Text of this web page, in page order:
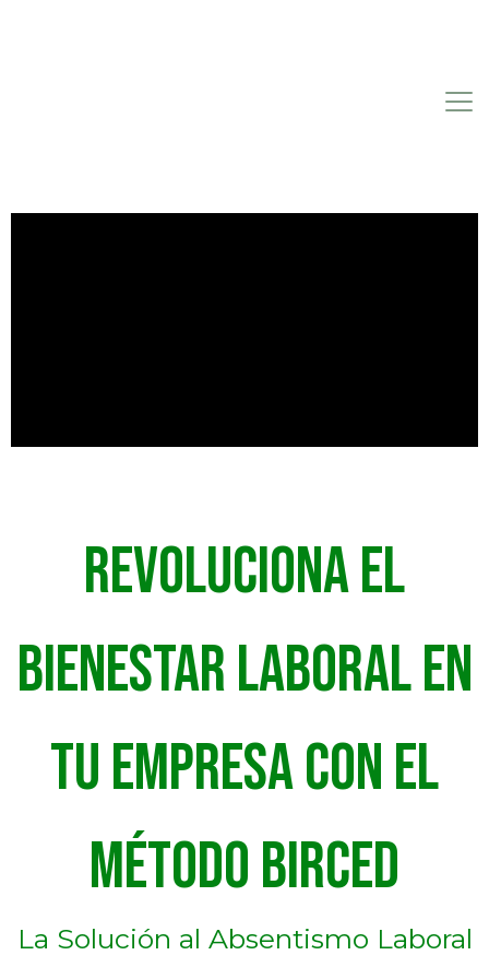
Revoluciona el
Bienestar Laboral en
tu Empresa con el
Método Birced
La Solución al Absentismo Laboral